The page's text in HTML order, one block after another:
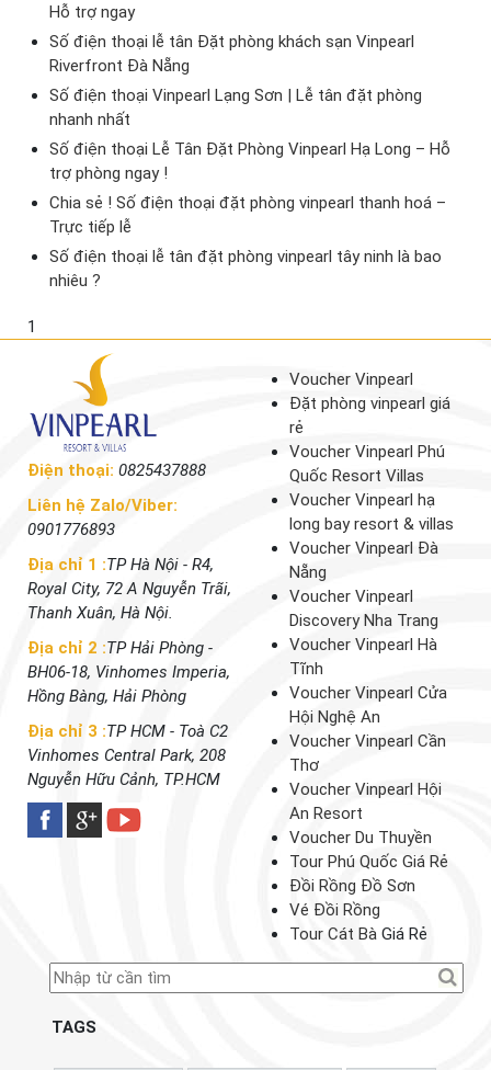
Hỗ trợ ngay
Số điện thoại lễ tân Đặt phòng khách sạn Vinpearl
Riverfront Đà Nẵng
Số điện thoại Vinpearl Lạng Sơn | Lễ tân đặt phòng
nhanh nhất
Số điện thoại Lễ Tân Đặt Phòng Vinpearl Hạ Long – Hỗ
trợ phòng ngay !
Chia sẻ ! Số điện thoại đặt phòng vinpearl thanh hoá –
Trực tiếp lễ
Số điện thoại lễ tân đặt phòng vinpearl tây ninh là bao
nhiêu ?
1
Điện thoại: 0825437888
Liên hệ Zalo/Viber:
0901776893
Địa chỉ 1 :TP Hà Nội - R4,
Royal City, 72 A Nguyễn Trãi,
Thanh Xuân, Hà Nội.
Địa chỉ 2 :TP Hải Phòng -
BH06-18, Vinhomes Imperia,
Hồng Bàng, Hải Phòng
Địa chỉ 3 :TP HCM - Toà C2
Vinhomes Central Park, 208
Nguyễn Hữu Cảnh, TP.HCM
Voucher Vinpearl
Đặt phòng vinpearl giá
rẻ
Voucher Vinpearl Phú
Quốc Resort Villas
Voucher Vinpearl hạ
long bay resort & villas
Voucher Vinpearl Đà
Nẵng
Voucher Vinpearl
Discovery Nha Trang
Voucher Vinpearl Hà
Tĩnh
Voucher Vinpearl Cửa
Hội Nghệ An
Voucher Vinpearl Cần
Thơ
Voucher Vinpearl Hội
An Resort
Voucher Du Thuyền
Tour Phú Quốc Giá Rẻ
Đồi Rồng Đồ Sơn
Vé Đồi Rồng
Tour Cát Bà Giá Rẻ
TAGS